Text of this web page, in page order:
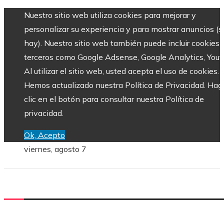
Nuestro sitio web utiliza cookies para mejorar y
personalizar su experiencia y para mostrar anuncios
hay). Nuestro sitio web también puede incluir cookies
terceros como Google Adsense, Google Analytics,
Al utilizar el sitio web, usted acepta el uso de cookies.
Hemos actualizado nuestra Política de Privacidad.
clic en el botón para consultar nuestra Política de
privacidad.
Ok, Acepto
viernes, agosto 7